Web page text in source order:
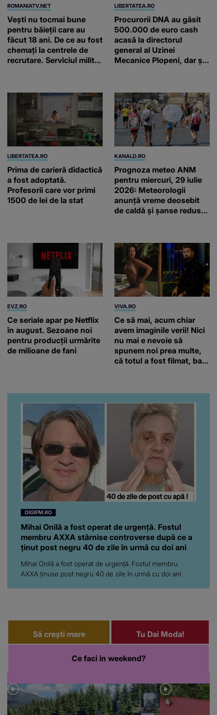
ROMANIATV.NET
Vești nu tocmai bune
pentru băieții care au
făcut 18 ani. De ce au fost
chemați la centrele de
recrutare. Serviciul militar
LIBERTATEA.RO
Procurorii DNA au găsit
500.000 de euro cash
acasă la directorul
general al Uzinei
Mecanice Plopeni, dar și
LIBERTATEA.RO
Prima de carieră didactică
a fost adoptată.
Profesorii care vor primi
1500 de lei de la stat
KANALD.RO
Prognoza meteo ANM
pentru miercuri, 29 iulie
2026: Meteorologii
anunță vreme deosebit
de caldă și șanse reduse
EVZ.RO
Ce seriale apar pe Netflix
în august. Sezoane noi
pentru producții urmărite
de milioane de fani
VIVA.RO
Ce să mai, acum chiar
avem imaginile verii! Nici
nu mai e nevoie să
spunem noi prea multe,
că totul a fost filmat, ba
da, frumoasa iubită a lui
Florin Ristei e...
DIGIFM.RO
Mihai Onilă a fost operat de urgență. Fostul
membru AXXA stârnise controverse după ce a
ținut post negru 40 de zile în urmă cu doi ani
Mihai Onilă a fost operat de urgență. Fostul membru
AXXA ținuse post negru 40 de zile în urmă cu doi ani
Să crești mare Tu Dai Moda!
Ce faci in weekend?